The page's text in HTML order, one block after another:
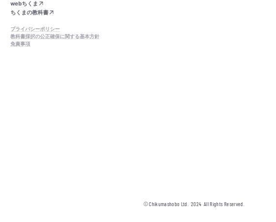
webちくま
ちくまの教科書
プライバシーポリシー
教科書採択の公正確保に関する基本方針
免責事項
© Chikumashobo Ltd. 2024 All Rights Reserved.